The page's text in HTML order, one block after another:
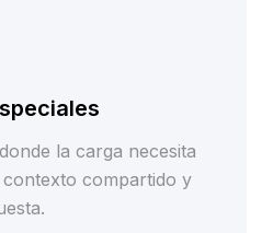
la carga necesita
compartido y